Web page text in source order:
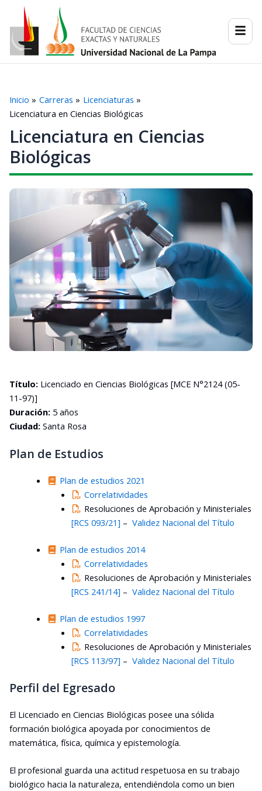
contenido
Inicio Carreras
Licenciaturas
Licenciatura en Ciencias Biológicas
Licenciatura en Ciencias
Biológicas
Título: Licenciado en Ciencias Biológicas [MCE N°2124 (05-
11-97)]
Duración: 5 años
Ciudad: Santa Rosa
Plan de Estudios
Plan de estudios 2021
Correlatividades
Resoluciones de Aprobación y Ministeriales
[RCS 093/21] – Validez Nacional del Título
Plan de estudios 2014
Correlatividades
Resoluciones de Aprobación y Ministeriales
[RCS 241/14] – Validez Nacional del Título
Plan de estudios 1997
Correlatividades
Resoluciones de Aprobación y Ministeriales
[RCS 113/97] – Validez Nacional del Título
Perfil del Egresado
El Licenciado en Ciencias Biológicas posee una sólida
formación biológica apoyada por conocimientos de
matemática, física, química y epistemología.
El profesional guarda una actitud respetuosa en su trabajo
biológico hacia la naturaleza, entendiéndola como un bien